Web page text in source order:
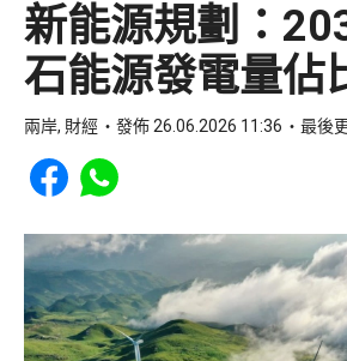
新能源規劃：
石能源發電量佔
兩岸, 財經 發佈 26.06.2026 11:36 最後
Share to Facebook
Share to WhatsApp